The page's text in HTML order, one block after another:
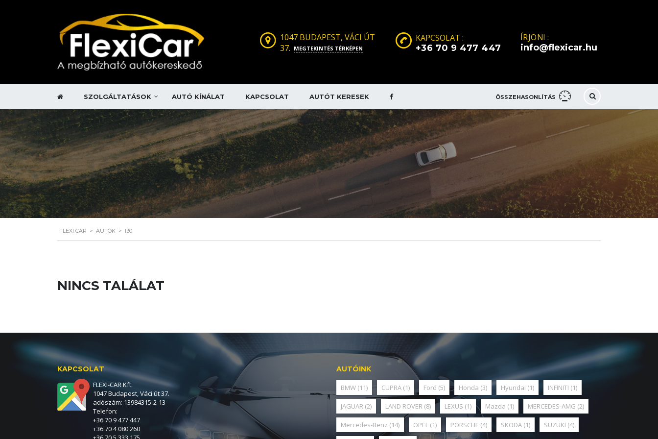
ÍRJON! :
info@flexicar.hu
KAPCSOLAT :
+36 70 9 477 447
1047 BUDAPEST, VÁCI ÚT
37. MEGTEKINTÉS TÉRKÉPEN
ÖSSZEHASONLÍTÁS
SZOLGÁLTATÁSOK AUTÓ KÍNÁLAT KAPCSOLAT AUTÓT KERESEK
FLEXI CAR > AUTÓK > I30
NINCS TALÁLAT
KAPCSOLAT
FLEXI-CAR Kft.
1047 Budapest, Váci út 37.
adószám: 13984315-2-13
Telefon:
+36 70 9 477 447
+36 70 4 080 260
AUTÓINK
BMW (11) CUPRA (1) Ford (5) Honda (3) Hyundai (1) INFINITI (1)
JAGUAR (2) LAND ROVER (8) LEXUS (1) Mazda (1) MERCEDES-AMG (2)
Mercedes-Benz (14) OPEL (1) PORSCHE (4) SKODA (1) SUZUKI (4)